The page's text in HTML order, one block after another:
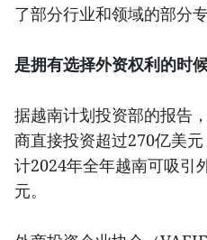
了部分行业和领域的部分
是拥有选择外资权利的时
据越南计划投资部的报告
商直接投资超过270亿美
计2024年全年越南可吸引
元。